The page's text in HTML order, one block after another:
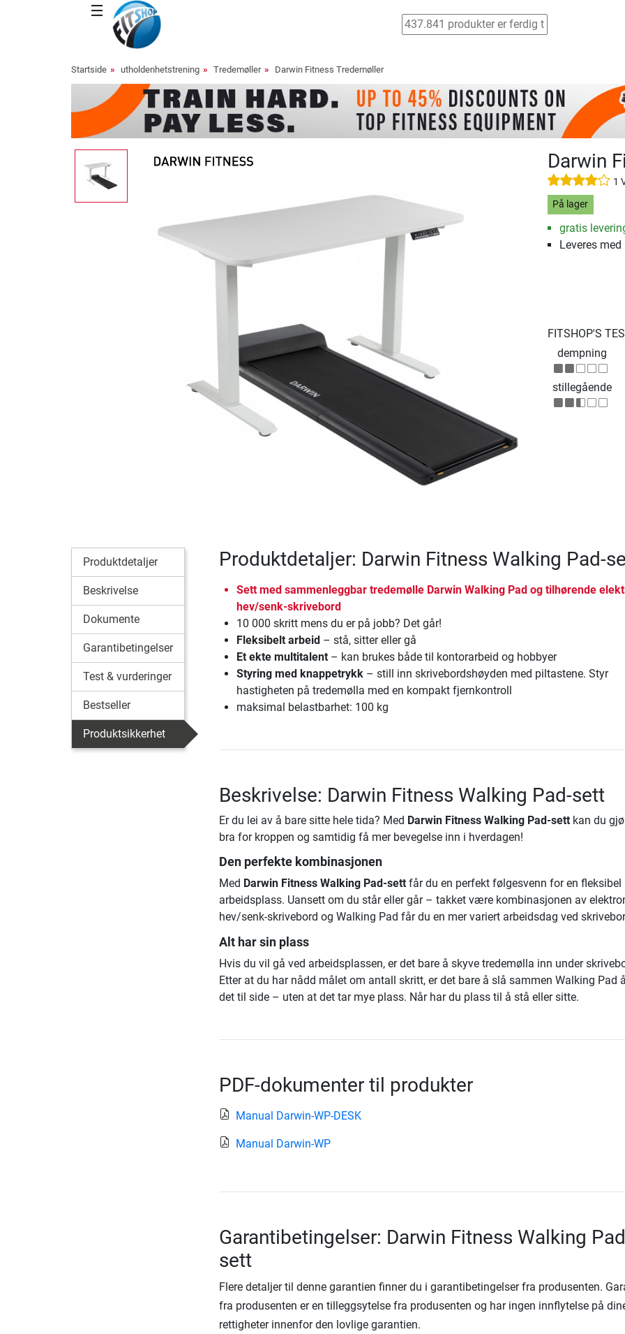
Startside utholdenhetstrening Tredemøller Darwin Fitness Tredemøller
Darwin
1
På lager
gratis
Leveres med
FITSHOP'S
dempning
stillegående
Produktdetaljer
Beskrivelse
Dokumente
Garantibetingelser
Test & vurderinger
Bestseller
Produktsikkerhet
Produktdetaljer: Darwin Fitness Walking Pad-
Sett med sammenleggbar tredemølle Darwin Walking Pad og tilhørende
hev/senk-skrivebord
10 000 skritt mens du er på jobb? Det går!
Fleksibelt arbeid – stå, sitter eller gå
Et ekte multitalent– kan brukes både til kontorarbeid og hobbyer
Styring med knappetrykk– still inn skrivebordshøyden med piltastene. Styr
hastigheten på tredemølla med en kompakt fjernkontroll
maksimal belastbarhet: 100 kg
Beskrivelse: Darwin Fitness Walking Pad-sett
Er du lei av å bare sitte hele tida? Med Darwin Fitness Walking Pad-settkan du
bra for kroppen og samtidig få mer bevegelse inn i hverdagen!
Den perfekte kombinasjonen
Med Darwin Fitness Walking Pad-settfår du en perfekt følgesvenn for en fleksibel
arbeidsplass. Uansett om du står eller går – takket være kombinasjonen av
hev/senk-skrivebord og Walking Pad får du en mer variert arbeidsdag ved
Alt har sin plass
Hvis du vil gå ved arbeidsplassen, er det bare å skyve tredemølla inn under
Etter at du har nådd målet om antall skritt, er det bare å slå sammen Walking Pad
det til side – uten at det tar mye plass. Når har du plass til å stå eller sitte.
PDF-dokumenter til produkter
Manual Darwin-WP-DESK
Manual Darwin-WP
Garantibetingelser: Darwin Fitness Walking
sett
Flere detaljer til denne garantien finner du i garantibetingelser fra produsenten.
fra produsenten er en tilleggsytelse fra produsenten og har ingen innflytelse på
rettigheter innenfor den lovlige garantien.